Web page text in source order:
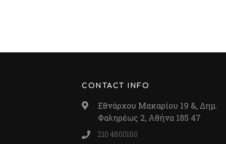
CONTACT INFO
Εθνάρχου Μακαρίου 19 &, Δημ.
Φαληρέως 2, Αθήνα 185 47
210 4800180